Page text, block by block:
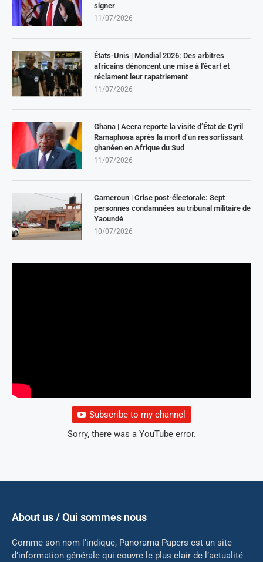
signer
11/07/2026
États-Unis | Mondial 2026: Des arbitres
africains dénoncent une mise à l’écart et
réclament leur rapatriement
11/07/2026
Ghana | Accra reporte la visite d’État de Cyril
Ramaphosa après la mort d’un ressortissant
ghanéen en Afrique du Sud
11/07/2026
Cameroun | Crise post-électorale: Sept
personnes condamnées au tribunal militaire de
Yaoundé
10/07/2026
Subscribe to my channel
Sorry, there was a YouTube error.
About us / Qui sommes nous
Comme son nom l’indique, Panorama Papers est un site
d’information générale qui couvre le plus clair de l’actualité